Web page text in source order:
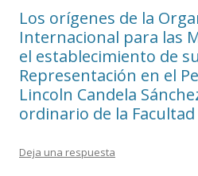
Los orígenes de la
Internacional para las
el establecimiento de
Representación en el
Lincoln Candela
ordinario de la Facultad
Deja una respuesta